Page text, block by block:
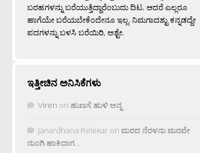
ಬರಹಗಳನ್ನು ಬರೆಯುತ್ತಿದ್ದಾರೆಂಬುದು ದಿಟ. ಆದರೆ ಎಲ್ಲರೂ
ಹಾಗೆಯೇ ಬರೆಯಬೇಕೆಂದೇನೂ ಇಲ್ಲ. ನಿಮಗಾದಶ್ಟು ಕನ್ನಡದ್ದೇ
ಪದಗಳನ್ನು ಬಳಸಿ ಬರೆಯಿರಿ, ಅಶ್ಟೇ.
ಇತ್ತೀಚಿನ ಅನಿಸಿಕೆಗಳು
Viren on ಹುಣಸೆ ಹುಳಿ ಅನ್ನ
Janardhana Relekar on ಮರದ ನೆರಳನು ಮರವೇ
ನುಂಗಿ ಹಾಕಿದಾಗ…